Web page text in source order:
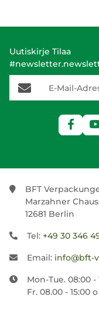
Uutiskirje Tilaa
E-Mail-Adresse
BFT
Marzahner
12681 Berlin
Tel: +49 30 346
Email: info@bft-
Mon-Tue. 08:00 -
Fr. 08.00 - 15:00